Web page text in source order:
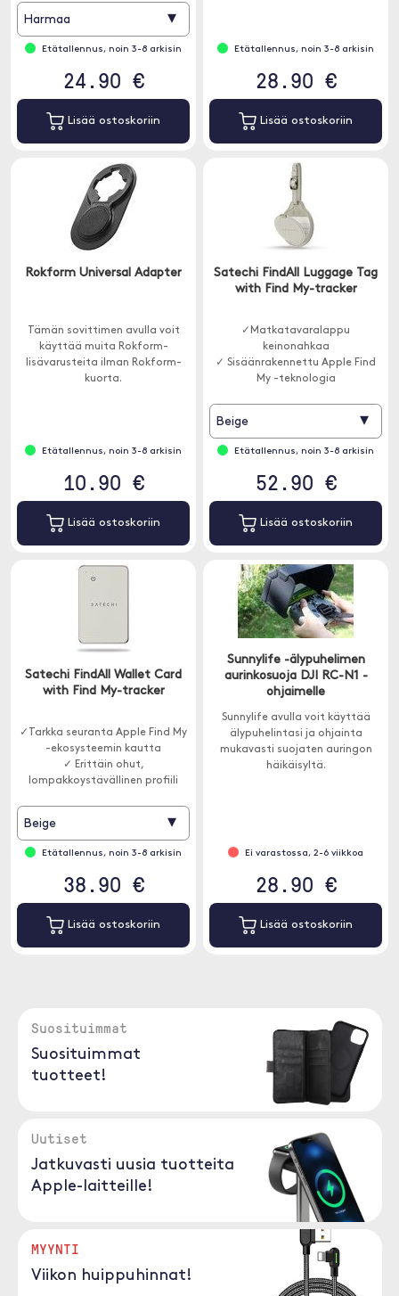
Harmaa ▾
Etätallennus, noin 3-8 arkisin
24.90 €
Lisää ostoskoriin
Etätallennus, noin 3-8 arkisin
28.90 €
Lisää ostoskoriin
Rokform Universal Adapter
Tämän sovittimen avulla voit
käyttää muita Rokform-
lisävarusteita ilman Rokform-
kuorta.
Etätallennus, noin 3-8 arkisin
10.90 €
Lisää ostoskoriin
Satechi FindAll Luggage Tag
with Find My-tracker
✓Matkatavaralappu
keinonahkaa
✓ Sisäänrakennettu Apple Find
My -teknologia
Beige ▾
Etätallennus, noin 3-8 arkisin
52.90 €
Lisää ostoskoriin
Satechi FindAll Wallet Card
with Find My-tracker
✓Tarkka seuranta Apple Find My
-ekosysteemin kautta
✓ Erittäin ohut,
lompakkoystävällinen profiili
Beige ▾
Etätallennus, noin 3-8 arkisin
38.90 €
Lisää ostoskoriin
Sunnylife -älypuhelimen
aurinkosuoja DJI RC-N1 -
ohjaimelle
Sunnylife avulla voit käyttää
älypuhelintasi ja ohjainta
mukavasti suojaten auringon
häikäisyltä.
Ei varastossa, 2-6 viikkoa
28.90 €
Lisää ostoskoriin
Suosituimmat
Suosituimmat
tuotteet!
Uutiset
Jatkuvasti uusia tuotteita
Apple-laitteille!
MYYNTI
Viikon huippuhinnat!